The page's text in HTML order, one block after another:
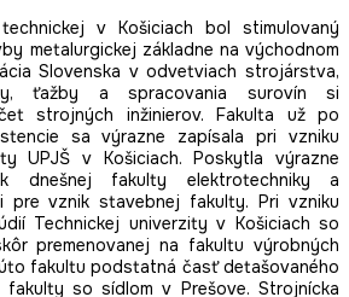
v Košiciach bol stimulovaný
metalurgickej základne na východnom
Slovenska v odvetviach strojárstva,
ťažby a spracovania surovín si
strojných inžinierov. Fakulta už po
sa výrazne zapísala pri vzniku
UPJŠ v Košiciach. Poskytla výrazne
dnešnej fakulty elektrotechniky a
pre vznik stavebnej fakulty. Pri vzniku
Technickej univerzity v Košiciach so
premenovanej na fakultu výrobných
fakultu podstatná časť detašovaného
so sídlom v Prešove. Strojnícka